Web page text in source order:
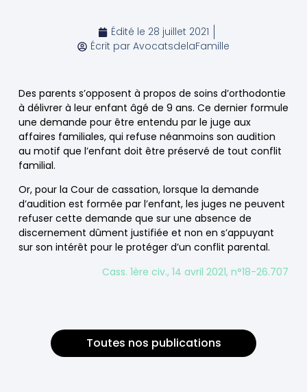
Édité le 28 juillet 2021
Écrit par AvocatsdelaFamille
Des parents s’opposent à propos de soins d’orthodontie
à délivrer à leur enfant âgé de 9 ans. Ce dernier formule
une demande pour être entendu par le juge aux
affaires familiales, qui refuse néanmoins son audition
au motif que l’enfant doit être préservé de tout conflit
familial.
Or, pour la Cour de cassation, lorsque la demande
d’audition est formée par l’enfant, les juges ne peuvent
refuser cette demande que sur une absence de
discernement dûment justifiée et non en s’appuyant
sur son intérêt pour le protéger d’un conflit parental.
Cass. 1ère civ., 14 avril 2021, n°18-26.707
Toutes nos publications